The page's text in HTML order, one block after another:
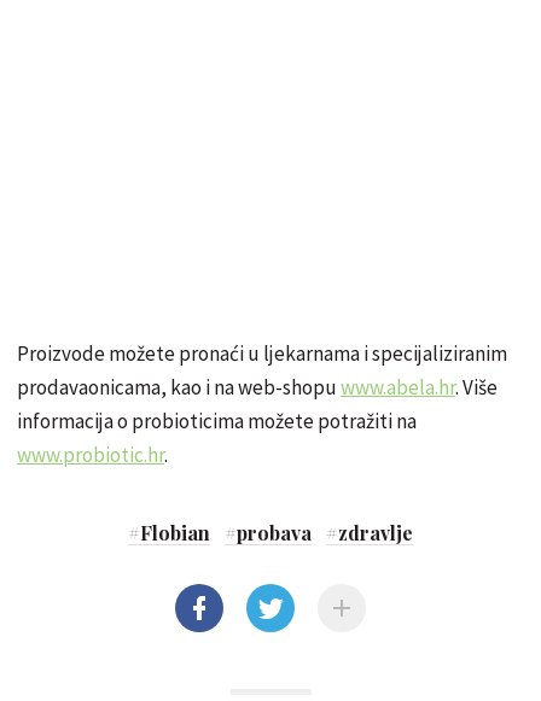
Proizvode možete pronaći u ljekarnama i specijaliziranim
prodavaonicama, kao i na web-shopuwww.abela.hr. Više
informacija o probioticima možete potražiti na
www.probiotic.hr.
#Flobian #probava #zdravlje